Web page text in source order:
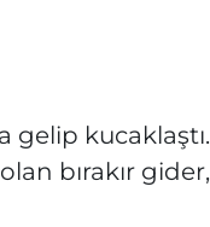
gelip kucaklaştı.
bırakır gider,